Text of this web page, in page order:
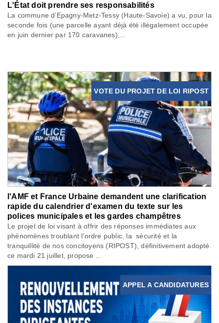
L'État doit prendre ses responsabilités
La commune d’Epagny-Metz-Tessy (Haute-Savoie) a vu, pour la
seconde fois (une parcelle ayant déjà été illégalement occupée
en juin dernier par 170 caravanes),...
VOTE DU PROJET DE LOI RIPOST
l'AMF et France Urbaine demandent une clarification
rapide du calendrier d'examen du texte sur les
polices municipales et les gardes champêtres
Le projet de loi visant à offrir des réponses immédiates aux
phénomènes troublant l’ordre public, la sécurité et la
tranquillité de nos concitoyens (RIPOST), définitivement adopté
ce mardi 21 juillet, propose ...
APPEL A CANDIDATURES